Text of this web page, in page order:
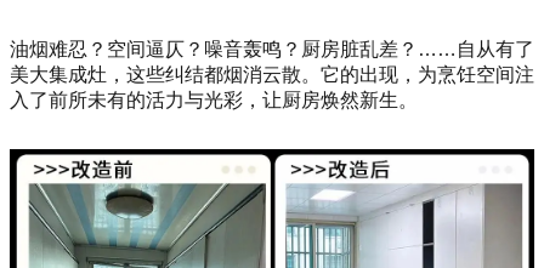
油烟难忍？空间逼仄？噪音轰鸣？厨房脏乱差？……自从有了
美大集成灶，这些纠结都烟消云散。它的出现，为烹饪空间注
入了前所未有的活力与光彩，让厨房焕然新生。